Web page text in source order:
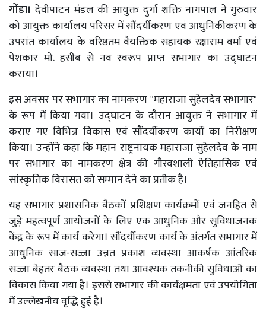
गोंडा।देवीपाटन मंडल की आयुक्त दुर्गा शक्ति नागपाल ने गुरुवार
को आयुक्त कार्यालय परिसर में सौंदर्यीकरण एवं आधुनिकीकरण के
उपरांत कार्यालय के वरिष्ठतम वैयक्तिक सहायक रक्षाराम वर्मा एवं
पेशकार मो. हसीब से नव स्वरूप प्राप्त सभागार का उद्घाटन
कराया।
इस अवसर पर सभागार का नामकरण "महाराजा सुहेलदेव सभागार"
के रूप में किया गया। उद्घाटन के दौरान आयुक्त ने सभागार में
कराए गए विभिन्न विकास एवं सौंदर्यीकरण कार्यों का निरीक्षण
किया। उन्होंने कहा कि महान राष्ट्रनायक महाराजा सुहेलदेव के नाम
पर सभागार का नामकरण क्षेत्र की गौरवशाली ऐतिहासिक एवं
सांस्कृतिक विरासत को सम्मान देने का प्रतीक है।
यह सभागार प्रशासनिक बैठकों प्रशिक्षण कार्यक्रमों एवं जनहित से
जुड़े महत्वपूर्ण आयोजनों के लिए एक आधुनिक और सुविधाजनक
केंद्र के रूप में कार्य करेगा। सौंदर्यीकरण कार्य के अंतर्गत सभागार में
आधुनिक साज-सज्जा उन्नत प्रकाश व्यवस्था आकर्षक आंतरिक
सज्जा बेहतर बैठक व्यवस्था तथा आवश्यक तकनीकी सुविधाओं का
विकास किया गया है। इससे सभागार की कार्यक्षमता एवं उपयोगिता
में उल्लेखनीय वृद्धि हुई है।